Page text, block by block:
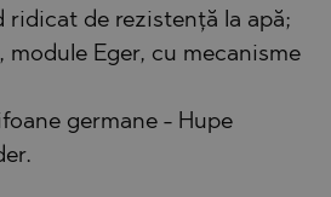
ridicat de rezistență la apă;
module Eger, cu mecanisme
germane - Hupe